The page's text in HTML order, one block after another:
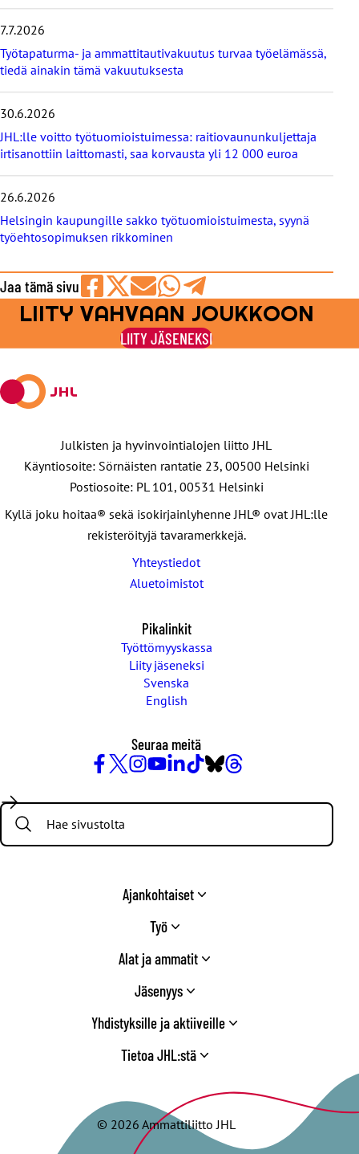
t
i
s
e
t
7.7.2026
Työtapaturma- ja ammattitautivakuutus turvaa työelämässä,
tiedä ainakin tämä vakuutuksesta
30.6.2026
JHL:lle voitto työtuomioistuimessa: raitiovaununkuljettaja
irtisanottiin laittomasti, saa korvausta yli 12 000 euroa
26.6.2026
Helsingin kaupungille sakko työtuomioistuimesta, syynä
työehtosopimuksen rikkominen
Jaa tämä sivu
Jaa
Facebookissa
Jaa
viestipalvelu
X:ssä
Jaa
sähköpostilla
Jaa
WhatsAppilla
Jaa
Telegramilla
LIITY VAHVAAN JOUKKOON
LIITY JÄSENEKSI
Julkisten ja hyvinvointialojen liitto JHL
Käyntiosoite: Sörnäisten rantatie 23, 00500 Helsinki
Postiosoite: PL 101, 00531 Helsinki
Kyllä joku hoitaa® sekä isokirjainlyhenne JHL® ovat JHL:lle
rekisteröityjä tavaramerkkejä.
Yhteystiedot
Aluetoimistot
Pikalinkit
Työttömyyskassa
Liity jäseneksi
Svenska
English
Seuraa meitä
/
Twitter
Search:
Ajankohtaiset
Työ
Alat ja ammatit
Jäsenyys
Yhdistyksille ja aktiiveille
Tietoa JHL:stä
© 2026 Ammattiliitto JHL